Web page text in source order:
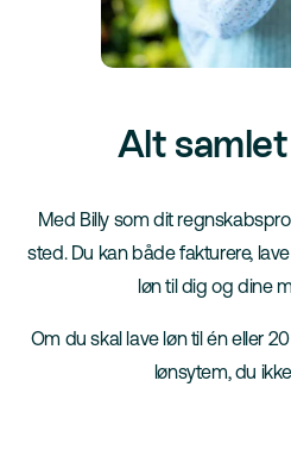
Alt
Med Billy som dit
sted. Du kan både fakturere,
løn til dig og dine
Om du skal lave løn til én eller
lønsytem, du